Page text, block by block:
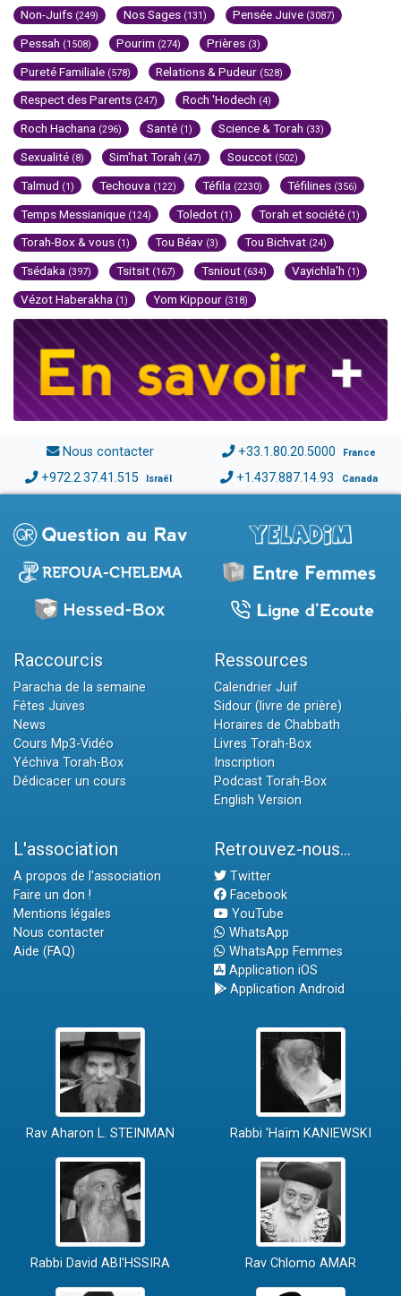
Non-Juifs (249) Nos Sages (131) Pensée Juive (3087)
Pessah (1508) Pourim (274) Prières (3)
Pureté Familiale (578) Relations & Pudeur (528)
Respect des Parents (247) Roch 'Hodech (4)
Roch Hachana (296) Santé (1) Science & Torah (33)
Sexualité (8) Sim'hat Torah (47) Souccot (502)
Talmud (1) Techouva (122) Téfila (2230) Téfilines (356)
Temps Messianique (124) Toledot (1) Torah et société (1)
Torah-Box & vous (1) Tou Béav (3) Tou Bichvat (24)
Tsédaka (397) Tsitsit (167) Tsniout (634) Vayichla'h (1)
Vézot Haberakha (1) Yom Kippour (318)
Nous contacter +33.1.80.20.5000 France
+972.2.37.41.515 Israël +1.437.887.14.93 Canada
Raccourcis
Paracha de la semaine
Fêtes Juives
News
Cours Mp3-Vidéo
Yéchiva Torah-Box
Dédicacer un cours
Ressources
Calendrier Juif
Sidour (livre de prière)
Horaires de Chabbath
Livres Torah-Box
Inscription
Podcast Torah-Box
English Version
L'association
A propos de l'association
Faire un don !
Mentions légales
Nous contacter
Aide (FAQ)
Retrouvez-nous...
Twitter
Facebook
YouTube
WhatsApp
WhatsApp Femmes
Application iOS
Application Android
Rav Aharon L. STEINMAN Rabbi 'Haïm KANIEWSKI
Rabbi David ABI'HSSIRA Rav Chlomo AMAR